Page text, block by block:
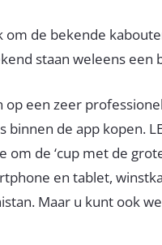
om de bekende
staan weleens
op een zeer
de app kopen.
om de ‘cup met de
en tablet,
Maar u kunt ook